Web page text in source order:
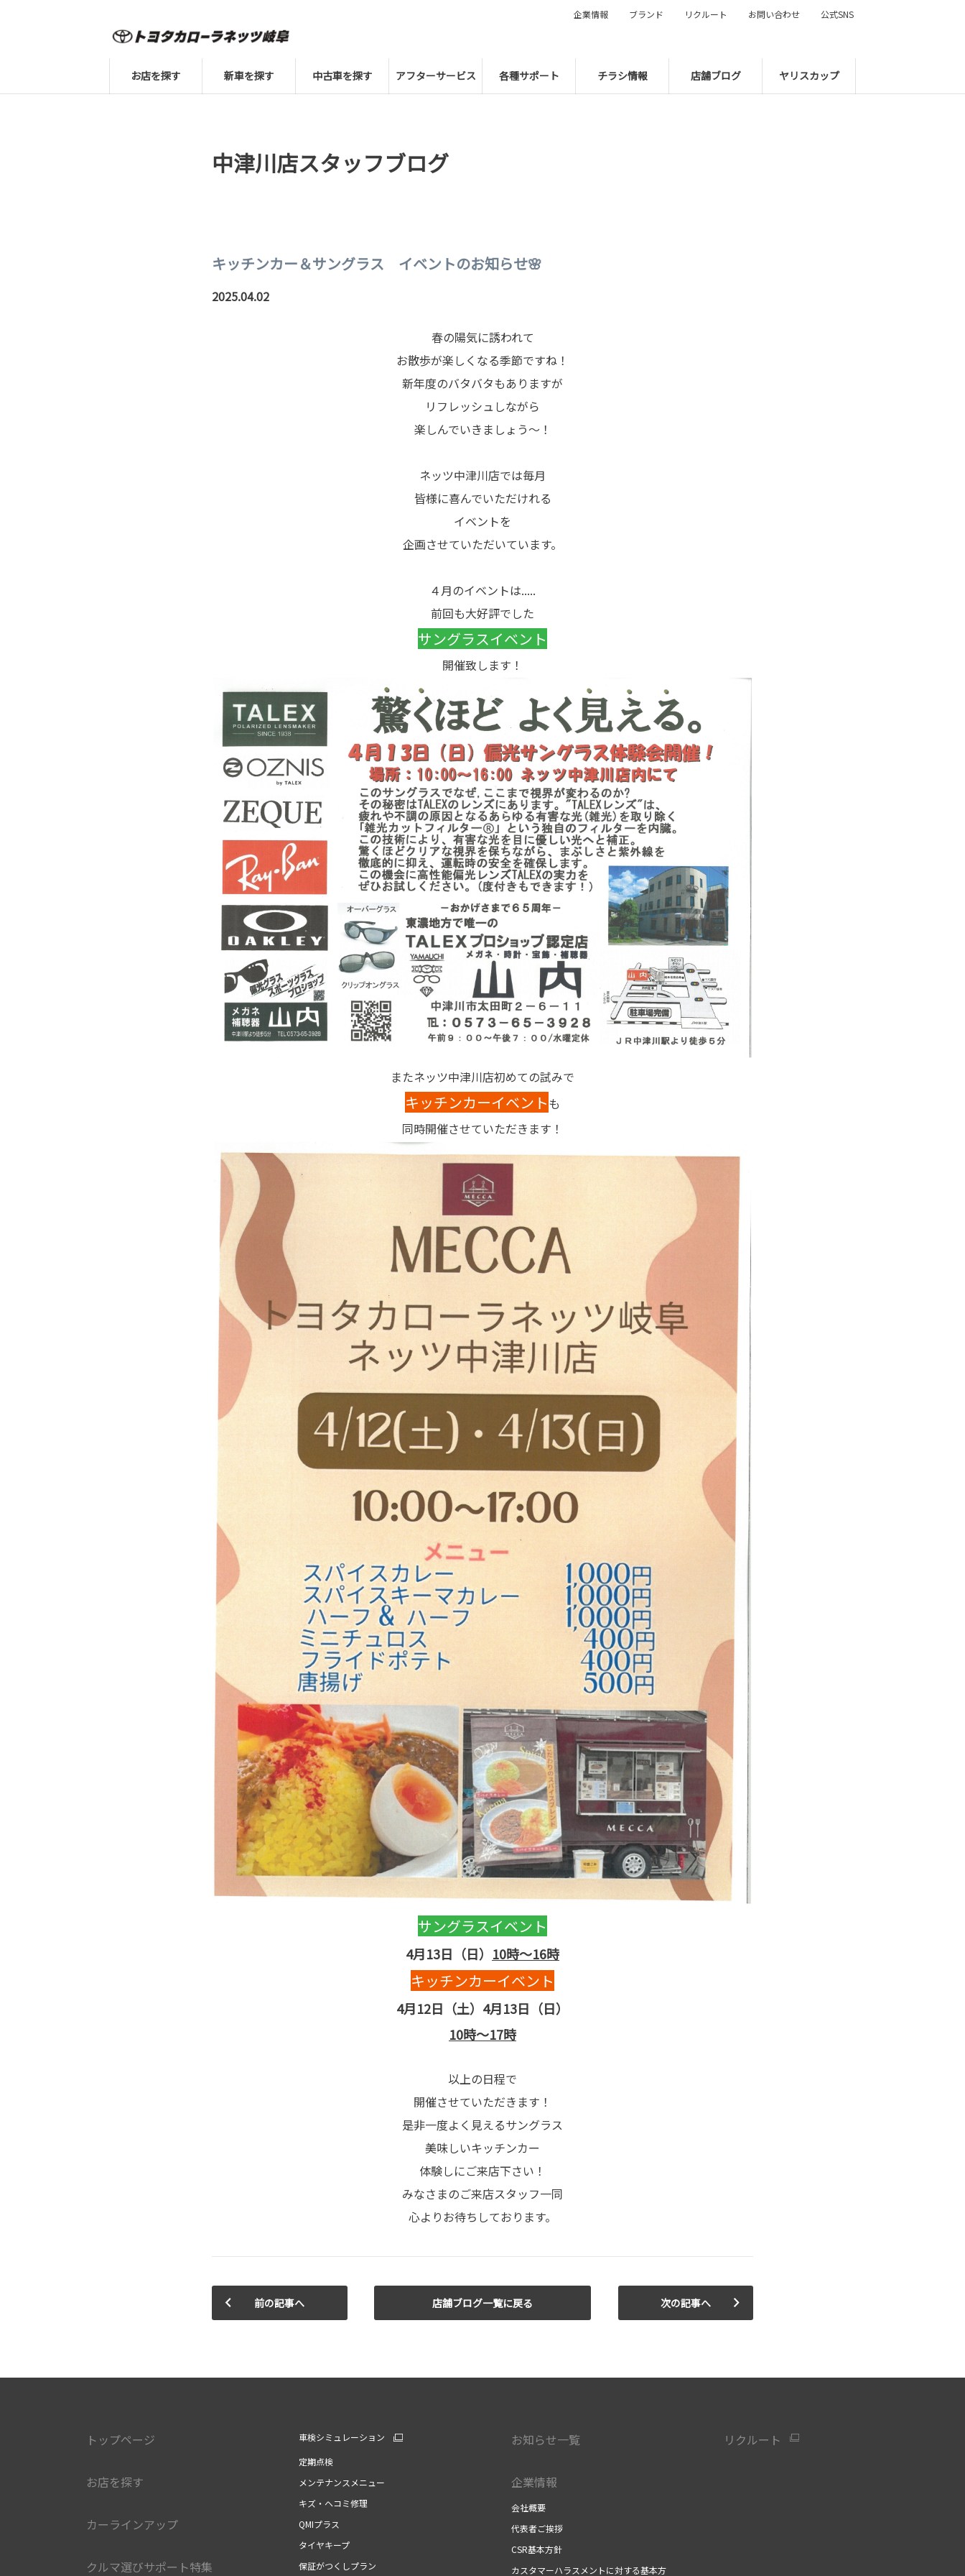
お店を探す 新車を探す 中古車を探す アフターサービス 各種サポート チラシ情報 店舗ブログ ヤリスカップ
企業情報 ブランド リクルート お問い合わせ 公式SNS
中津川店スタッフブログ
キッチンカー＆サングラス イベントのお知らせ🌸
2025.04.02
春の陽気に誘われて
お散歩が楽しくなる季節ですね！
新年度のバタバタもありますが
リフレッシュしながら
楽しんでいきましょう～！
ネッツ中津川店では毎月
皆様に喜んでいただけれる
イベントを
企画させていただいています。
４月のイベントは.....
前回も大好評でした
サングラスイベント
開催致します！
またネッツ中津川店初めての試みで
キッチンカーイベントも
同時開催させていただきます！
サングラスイベント
4月13日（日） 10時～16時
キッチンカーイベント
4月12日（土）4月13日（日）
10時～17時
以上の日程で
開催させていただきます！
是非一度よく見えるサングラス
美味しいキッチンカー
体験しにご来店下さい！
みなさまのご来店スタッフ一同
心よりお待ちしております。
前の記事へ 店舗ブログ一覧に戻る 次の記事へ
トップページ
お店を探す
カーラインアップ
クルマ選びサポート特集
車検シミュレーション
定期点検
メンテナンスメニュー
キズ・ヘコミ修理
QMIプラス
タイヤキープ
保証がつくしプラン
お知らせ一覧
企業情報
会社概要
代表者ご挨拶
CSR基本方針
カスタマーハラスメントに対する基本方
リクルート